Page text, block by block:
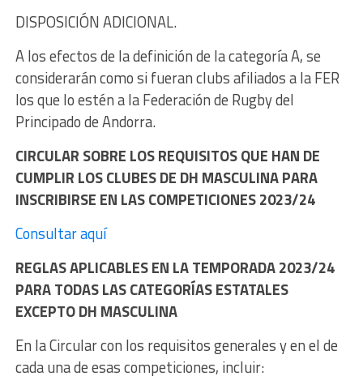
DISPOSICIÓN ADICIONAL.
A los efectos de la definición de la categoría A, se
considerarán como si fueran clubs afiliados a la FER
los que lo estén a la Federación de Rugby del
Principado de Andorra.
CIRCULAR SOBRE LOS REQUISITOS QUE HAN DE
CUMPLIR LOS CLUBES DE DH MASCULINA PARA
INSCRIBIRSE EN LAS COMPETICIONES 2023/24
Consultar aquí
REGLAS APLICABLES EN LA TEMPORADA 2023/24
PARA TODAS LAS CATEGORÍAS ESTATALES
EXCEPTO DH MASCULINA
En la Circular con los requisitos generales y en el de
cada una de esas competiciones, incluir: